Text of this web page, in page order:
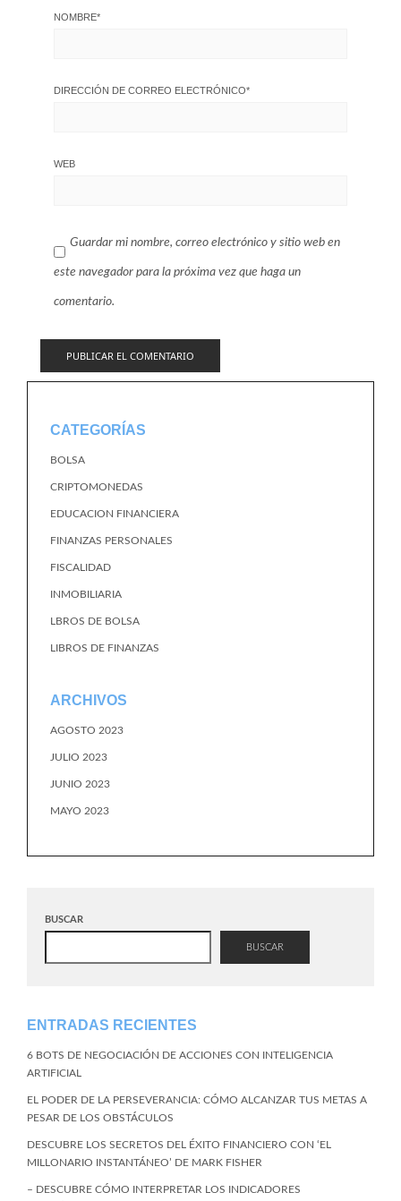
NOMBRE*
DIRECCIÓN DE CORREO ELECTRÓNICO*
WEB
Guardar mi nombre, correo electrónico y sitio web en
este navegador para la próxima vez que haga un
comentario.
CATEGORÍAS
BOLSA
CRIPTOMONEDAS
EDUCACION FINANCIERA
FINANZAS PERSONALES
FISCALIDAD
INMOBILIARIA
LBROS DE BOLSA
LIBROS DE FINANZAS
ARCHIVOS
AGOSTO 2023
JULIO 2023
JUNIO 2023
MAYO 2023
BUSCAR
BUSCAR
ENTRADAS RECIENTES
6 BOTS DE NEGOCIACIÓN DE ACCIONES CON INTELIGENCIA
ARTIFICIAL
EL PODER DE LA PERSEVERANCIA: CÓMO ALCANZAR TUS METAS A
PESAR DE LOS OBSTÁCULOS
DESCUBRE LOS SECRETOS DEL ÉXITO FINANCIERO CON ‘EL
MILLONARIO INSTANTÁNEO’ DE MARK FISHER
– DESCUBRE CÓMO INTERPRETAR LOS INDICADORES